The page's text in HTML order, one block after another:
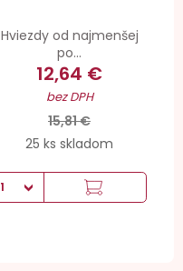
Hviezdy od najmenšej
po...
12,64 €
bez DPH
15,81 €
25 ks skladom